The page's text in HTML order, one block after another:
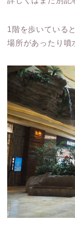
1階を歩いている
場所があったり噴